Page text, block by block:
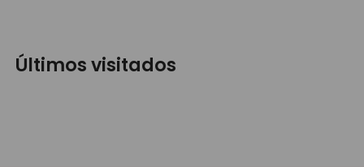
Últimos visitados